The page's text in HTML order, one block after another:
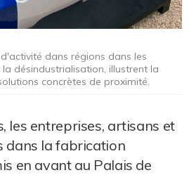
dans régions dans les
désindustrialisation, illustrent la
concrètes de proximité.
les entreprises, artisans et
dans la fabrication
en avant au Palais de